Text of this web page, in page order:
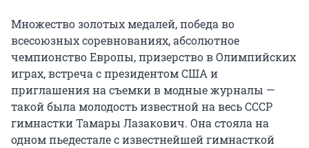
Множество золотых медалей, победа во
всесоюзных соревнованиях, абсолютное
чемпионство Европы, призерство в Олимпийских
играх, встреча с президентом США и
приглашения на съемки в модные журналы —
такой была молодость известной на весь СССР
гимнастки Тамары Лазакович. Она стояла на
одном пьедестале с известнейшей гимнасткой